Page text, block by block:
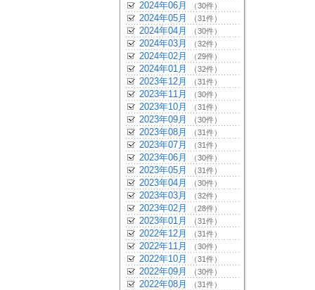
2024年06月 （30件）
2024年05月 （31件）
2024年04月 （30件）
2024年03月 （32件）
2024年02月 （29件）
2024年01月 （32件）
2023年12月 （31件）
2023年11月 （30件）
2023年10月 （31件）
2023年09月 （30件）
2023年08月 （31件）
2023年07月 （31件）
2023年06月 （30件）
2023年05月 （31件）
2023年04月 （30件）
2023年03月 （32件）
2023年02月 （28件）
2023年01月 （31件）
2022年12月 （31件）
2022年11月 （30件）
2022年10月 （31件）
2022年09月 （30件）
2022年08月 （31件）